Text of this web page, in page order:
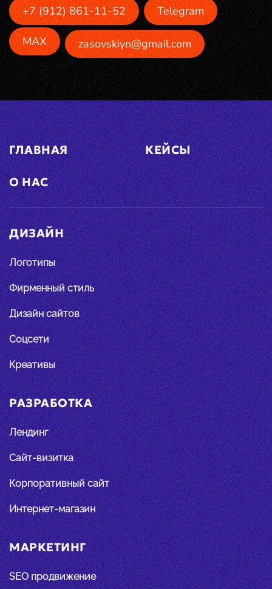
+7 (912) 861-11-52 Telegram
MAX zasovskiyn@gmail.com
ГЛАВНАЯ КЕЙСЫ
О НАС
ДИЗАЙН
Логотипы
Фирменный стиль
Дизайн сайтов
Соцсети
Креативы
РАЗРАБОТКА
Лендинг
Сайт-визитка
Корпоративный сайт
Интернет-магазин
МАРКЕТИНГ
SEO продвижение